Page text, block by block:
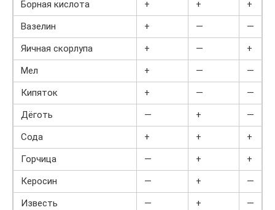
Борная кислота + +
+
Вазелин
+ —
—
Яичная скорлупа
+ —
+
Мел
+ —
—
Кипяток
+ —
—
Дёготь
— +
—
Сода
+ +
+
Горчица
— +
+
Керосин
— +
—
Известь
— +
—